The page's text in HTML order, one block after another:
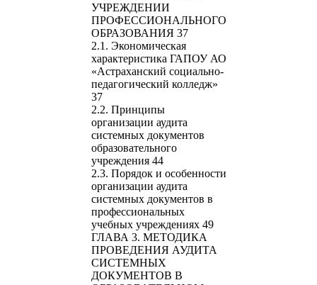
УЧРЕЖДЕНИИ
ПРОФЕССИОНАЛЬНОГО
ОБРАЗОВАНИЯ 37
2.1. Экономическая
характеристика ГАПОУ АО
«Астраханский социально-
педагогический колледж»
37
2.2. Принципы
организации аудита
системных документов
образовательного
учреждения 44
2.3. Порядок и особенности
организации аудита
системных документов в
профессиональных
учебных учреждениях 49
ГЛАВА 3. МЕТОДИКА
ПРОВЕДЕНИЯ АУДИТА
СИСТЕМНЫХ
ДОКУМЕНТОВ В